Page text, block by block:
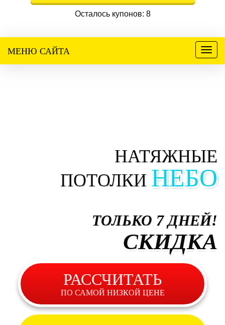
Осталось купонов: 8
Меню
МЕНЮ САЙТА
НАТЯЖНЫЕ
ПОТОЛКИ НЕБО
ТОЛЬКО 7 ДНЕЙ!
СКИДКА
РАССЧИТАТЬ
ПО САМОЙ НИЗКОЙ ЦЕНЕ